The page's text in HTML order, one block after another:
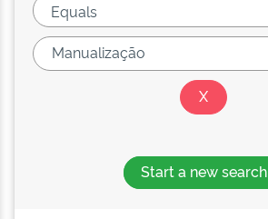
Start a new search